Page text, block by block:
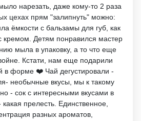
нарезать, даже кому-то 2 раза
цехах прям "залипнуть" можно:
ёмкости с бальзамы для губ, как
кремом. Детям понравился мастер
мыла в упаковку, а то что еще
Кстати, нам еще подарили
в форме ❤️ Чай дегустировали -
необычные вкусы, мы к такому
- сок с интересными вкусами в
прелесть. Единственное,
разных ароматов,